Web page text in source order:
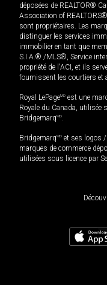
déposées de REALTOR®
Association of
sont propriétaires. Les
distinguer les services
immobilier en tant que
S.I.A.® /MLS®, Service
propriété de l'ACI, et ils
fournissent les courtiers et
Royal LePageMD est une
Royale du Canada, utilisée
BridgemarqMD.
BridgemarqMD et ses logos
marques de commerce
utilisées sous licence par